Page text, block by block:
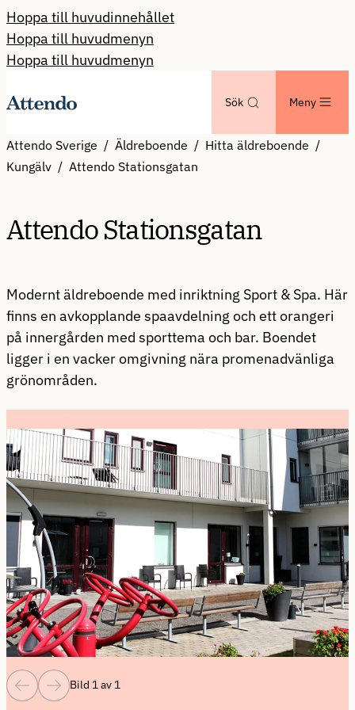
Hoppa till huvudinnehållet
Hoppa till huvudmenyn
Hoppa till huvudmenyn
Sök Meny
Attendo Sverige Äldreboende
Hitta äldreboende
Kungälv
Attendo Stationsgatan
Attendo Stationsgatan
Modernt äldreboende med inriktning Sport & Spa. Här
finns en avkopplande spaavdelning och ett orangeri
på innergården med sporttema och bar. Boendet
ligger i en vacker omgivning nära promenadvänliga
grönområden.
Bild 1 av 1